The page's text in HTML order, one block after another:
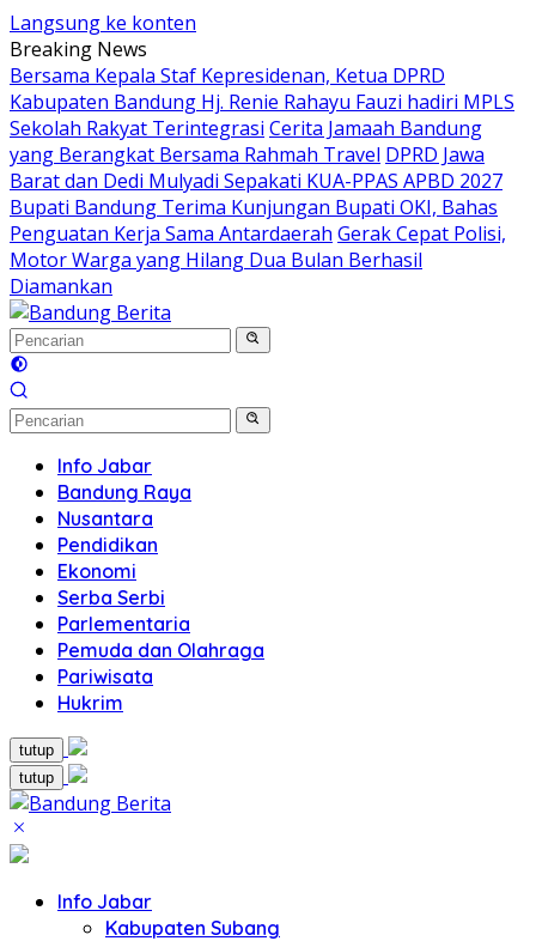
Langsung ke konten
Breaking News
Bersama Kepala Staf Kepresidenan, Ketua DPRD
Kabupaten Bandung Hj. Renie Rahayu Fauzi hadiri MPLS
Sekolah Rakyat Terintegrasi Cerita Jamaah Bandung
yang Berangkat Bersama Rahmah Travel DPRD Jawa
Barat dan Dedi Mulyadi Sepakati KUA-PPAS APBD 2027
Bupati Bandung Terima Kunjungan Bupati OKI, Bahas
Penguatan Kerja Sama Antardaerah Gerak Cepat Polisi,
Motor Warga yang Hilang Dua Bulan Berhasil
Diamankan
Info Jabar
Bandung Raya
Nusantara
Pendidikan
Ekonomi
Serba Serbi
Parlementaria
Pemuda dan Olahraga
Pariwisata
Hukrim
tutup
tutup
Info Jabar
Kabupaten Subang